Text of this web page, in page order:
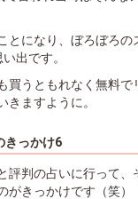
とになり、ぼろぼろ
出です。
買うともれなく無料
きますように。
きっかけ6
評判の占いに行って
きっかけです（笑）